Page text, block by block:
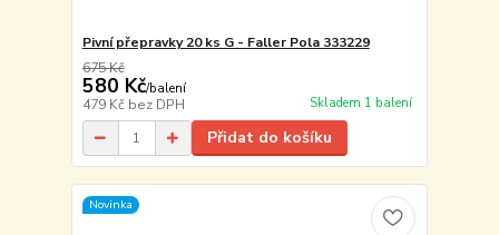
Pivní přepravky 20 ks G - Faller Pola 333229
675 Kč
580 Kč/balení
479 Kč bez DPH Skladem 1 balení
Přidat do košíku
Novinka